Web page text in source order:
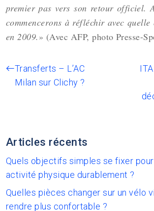
premier pas vers son retour officiel.
commencerons à réfléchir avec
en 2009.» (Avec AFP, photo Presse-
Transferts – L’AC
Milan sur Clichy ?
Articles récents
Quels objectifs simples se fixer
activité physique durablement ?
Quelles pièces changer sur un vélo
rendre plus confortable ?